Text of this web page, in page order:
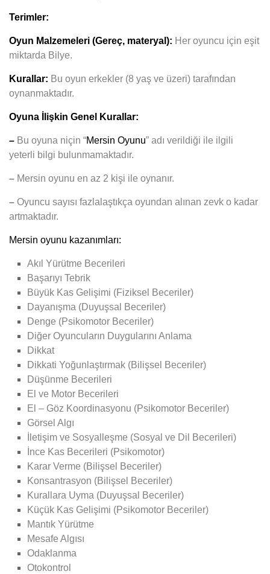
Terimler:
Oyun Malzemeleri (Gereç, materyal): Her oyuncu için eşit
miktarda Bilye.
Kurallar: Bu oyun erkekler (8 yaş ve üzeri) tarafından
oynanmaktadır.
Oyuna İlişkin Genel Kurallar:
– Bu oyuna niçin “Mersin Oyunu” adı verildiği ile ilgili
yeterli bilgi bulunmamaktadır.
– Mersin oyunu en az 2 kişi ile oynanır.
– Oyuncu sayısı fazlalaştıkça oyundan alınan zevk o kadar
artmaktadır.
Mersin oyunu kazanımları:
Akıl Yürütme Becerileri
Başarıyı Tebrik
Büyük Kas Gelişimi (Fiziksel Beceriler)
Dayanışma (Duyuşsal Beceriler)
Denge (Psikomotor Beceriler)
Diğer Oyuncuların Duygularını Anlama
Dikkat
Dikkati Yoğunlaştırmak (Bilişsel Beceriler)
Düşünme Becerileri
El ve Motor Becerileri
El – Göz Koordinasyonu (Psikomotor Beceriler)
Görsel Algı
İletişim ve Sosyalleşme (Sosyal ve Dil Becerileri)
İnce Kas Becerileri (Psikomotor)
Karar Verme (Bilişsel Beceriler)
Konsantrasyon (Bilişsel Beceriler)
Kurallara Uyma (Duyuşsal Beceriler)
Küçük Kas Gelişimi (Psikomotor Beceriler)
Mantık Yürütme
Mesafe Algısı
Odaklanma
Otokontrol